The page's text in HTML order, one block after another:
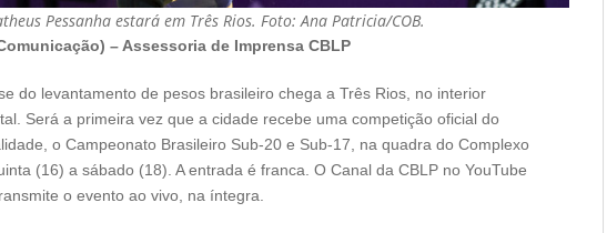
Pessanha estará em Três Rios. Foto: Ana Patricia/COB.
– Assessoria de Imprensa CBLP
do levantamento de pesos brasileiro chega a Três Rios, no interior
Será a primeira vez que a cidade recebe uma competição oficial do
o Campeonato Brasileiro Sub-20 e Sub-17, na quadra do Complexo
(16) a sábado (18). A entrada é franca. O Canal da CBLP no YouTube
o evento ao vivo, na íntegra.